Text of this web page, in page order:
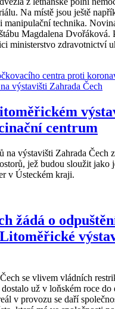
Na místě jsou ještě
manipulační technika.
Magdalena Dvořáková.
ministerstvo zdravotnictví
centrum
na výstavišti Zahrada Čech
jež budou sloužit jako
v Ústeckém kraji.
žádá o
se vlivem vládních
už v loňském roce do
v provozu se daří